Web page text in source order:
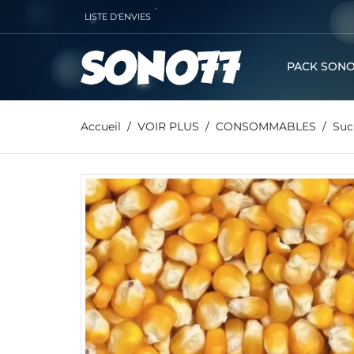
LISTE D'ENVIES
PACK
Accueil VOIR PLUS CONSOMMABLES